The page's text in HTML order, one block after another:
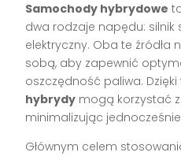
Samochody hybrydowe
dwa rodzaje napędu: silnik
elektryczny. Oba te źródła
sobą, aby zapewnić
oszczędność paliwa.
hybrydy mogą korzystać
minimalizując
Głównym celem